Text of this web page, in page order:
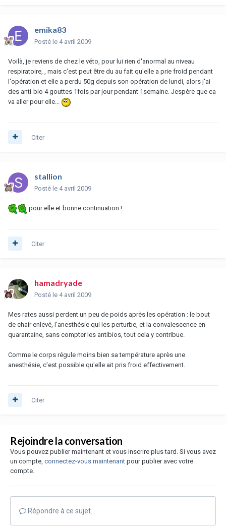
emika83
Posté le 4 avril 2009
Voilà, je reviens de chez le véto, pour lui rien d'anormal au niveau
respiratoire, , mais c'est peut être du au fait qu'elle a prie froid pendant
l'opération et elle a perdu 50g depuis son opération de lundi, alors j'ai
des anti-bio 4 gouttes 1fois par jour pendant 1semaine. Jespère que ca
va aller pour elle...
Citer
stallion
Posté le 4 avril 2009
pour elle et bonne continuation !
Citer
hamadryade
Posté le 4 avril 2009
Mes rates aussi perdent un peu de poids après les opération : le bout
de chair enlevé, l'anesthésie qui les perturbe, et la convalescence en
quarantaine, sans compter les antibios, tout cela y contribue.
Comme le corps régule moins bien sa température après une
anesthésie, c'est possible qu'elle ait pris froid effectivement.
Citer
Rejoindre la conversation
Vous pouvez publier maintenant et vous inscrire plus tard. Si vous avez
un compte, connectez-vous maintenant pour publier avec votre
compte.
Répondre à ce sujet…